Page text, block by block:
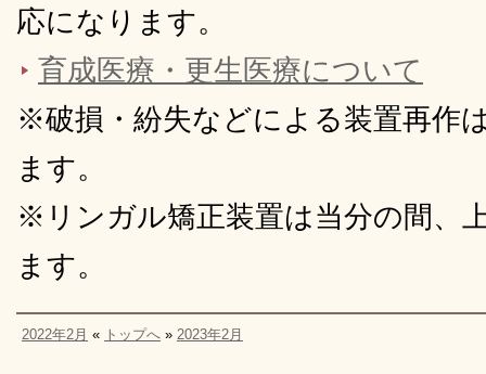
応になります。
育成医療・更生医療について
※破損・紛失などによる装置再作
ます。
※リンガル矯正装置は当分の間、
ます。
2022年2月 « トップへ » 2023年2月